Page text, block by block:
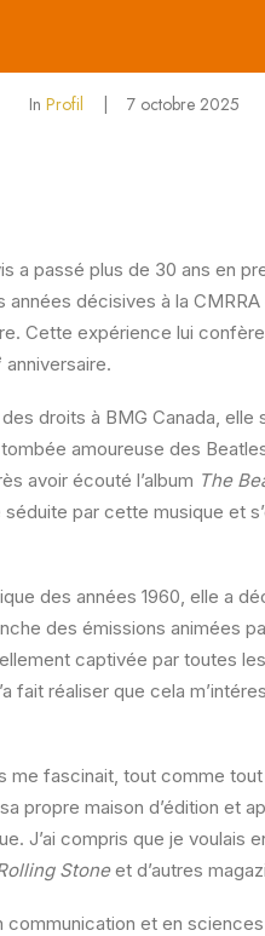
In Profil 7 octobre 2025
a passé plus de 30 ans en
décisives à la
Cette expérience lui
anniversaire.
droits à BMG Canada, elle
amoureuse des
avoir écouté l’album The
par cette musique et
des années 1960, elle a
des émissions animées
captivée par toutes
fait réaliser que cela
me fascinait, tout comme
propre maison d’édition et
J’ai compris que je voulais
Stoneet d’autres
et en